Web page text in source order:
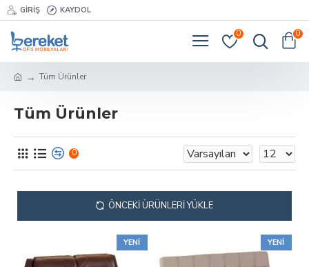
GIRIŞ KAYDOL
0 0
Tüm Ürünler
Tüm Ürünler
0
ÖNCEKI ÜRÜNLERI YÜKLE
YENI YENI